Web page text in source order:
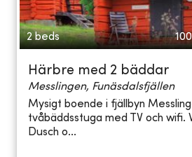
2 beds
Härbre med 2 bäddar
Messlingen, Funäsdalsfjällen
Mysigt boende i fjällbyn
tvåbäddsstuga med TV och wifi.
Dusch o...